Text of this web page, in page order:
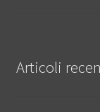
Articoli